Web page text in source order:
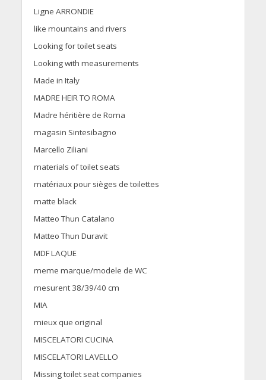
Ligne ARRONDIE
like mountains and rivers
Looking for toilet seats
Looking with measurements
Made in Italy
MADRE HEIR TO ROMA
Madre héritière de Roma
magasin Sintesibagno
Marcello Ziliani
materials of toilet seats
matériaux pour sièges de toilettes
matte black
Matteo Thun Catalano
Matteo Thun Duravit
MDF LAQUE
meme marque/modele de WC
mesurent 38/39/40 cm
MIA
mieux que original
MISCELATORI CUCINA
MISCELATORI LAVELLO
Missing toilet seat companies